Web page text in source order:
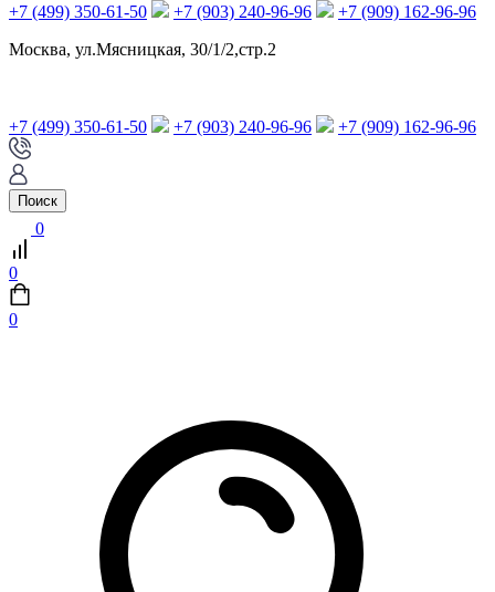
+7 (499) 350-61-50 +7 (903) 240-96-96
+7 (909) 162-96-96
Москва, ул.Мясницкая, 30/1/2,стр.2
+7 (499) 350-61-50 +7 (903) 240-96-96 +7 (909) 162-96-96
Поиск
0
0
0